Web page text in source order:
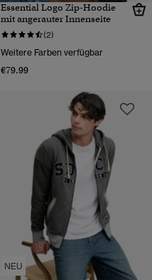
Essential Logo Zip-Hoodie
mit angerauter Innenseite
(2)
Weitere Farben verfügbar
€79.99
NEU